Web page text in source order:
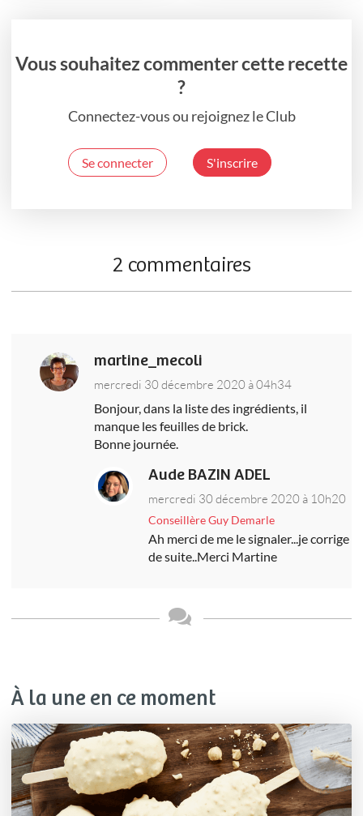
Vous souhaitez commenter cette recette
?
Connectez-vous ou rejoignez le Club
Se connecter S'inscrire
2 commentaires
martine_mecoli
mercredi 30 décembre 2020 à 04h34
Bonjour, dans la liste des ingrédients, il
manque les feuilles de brick.
Bonne journée.
Aude BAZIN ADEL
mercredi 30 décembre 2020 à 10h20
Conseillère Guy Demarle
Ah merci de me le signaler...je corrige
de suite..Merci Martine
À la une en ce moment